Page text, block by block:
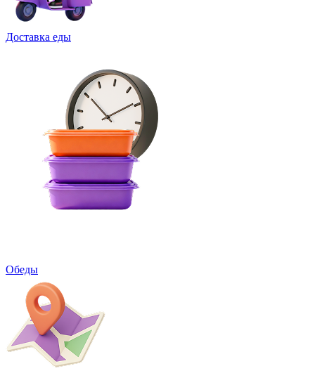
Доставка еды
Обеды